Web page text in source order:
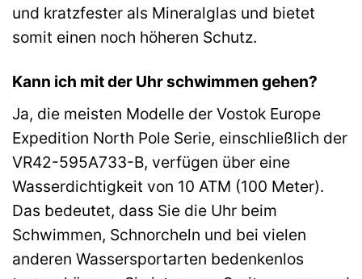
und kratzfester als Mineralglas und bietet
somit einen noch höheren Schutz.
Kann ich mit der Uhr schwimmen gehen?
Ja, die meisten Modelle der Vostok Europe
Expedition North Pole Serie, einschließlich der
VR42-595A733-B, verfügen über eine
Wasserdichtigkeit von 10 ATM (100 Meter).
Das bedeutet, dass Sie die Uhr beim
Schwimmen, Schnorcheln und bei vielen
anderen Wassersportarten bedenkenlos